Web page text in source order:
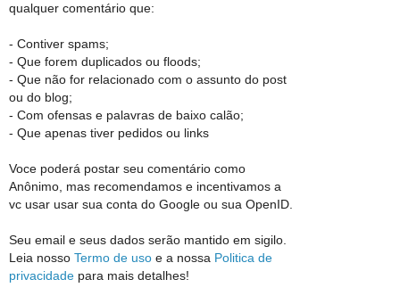
qualquer comentário que:
- Contiver spams;
- Que forem duplicados ou floods;
- Que não for relacionado com o assunto do post
ou do blog;
- Com ofensas e palavras de baixo calão;
- Que apenas tiver pedidos ou links
Voce poderá postar seu comentário como
Anônimo, mas recomendamos e incentivamos a
vc usar usar sua conta do Google ou sua OpenID.
Seu email e seus dados serão mantido em sigilo.
Leia nosso Termo de uso e a nossa Politica de
privacidade para mais detalhes!